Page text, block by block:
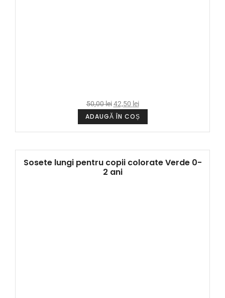
50,00lei 42,50 lei
ADAUGĂ ÎN COȘ
Sosete lungi pentru copii colorate Verde 0-
2 ani